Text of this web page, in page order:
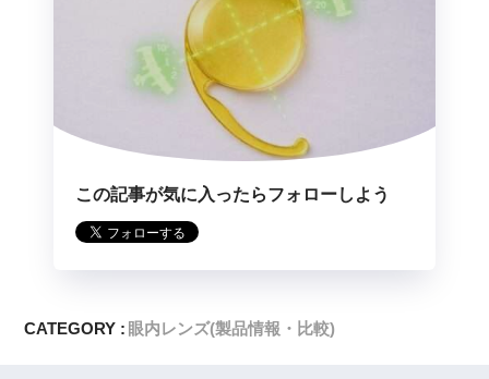
この記事が気に入ったらフォローしよう
CATEGORY : 眼内レンズ(製品情報・比較)